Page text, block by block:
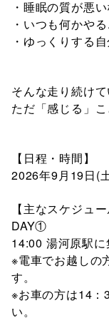
・睡眠の質が悪
・いつも何かや
・ゆっくりする
そんな走り続け
ただ「感じる」こ
【日程・時間】
2026年9月19日(
【主なスケジュー
DAY①
14:00 湯河原駅に
※電車でお越しの
す。
※お車の方は14：
い。